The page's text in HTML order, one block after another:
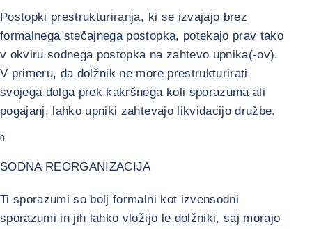
Postopki prestrukturiranja, ki se izvajajo brez
formalnega stečajnega postopka, potekajo prav tako
v okviru sodnega postopka na zahtevo upnika(-ov).
V primeru, da dolžnik ne more prestrukturirati
svojega dolga prek kakršnega koli sporazuma ali
pogajanj, lahko upniki zahtevajo likvidacijo družbe.
0
SODNA REORGANIZACIJA
Ti sporazumi so bolj formalni kot izvensodni
sporazumi in jih lahko vložijo le dolžniki, saj morajo